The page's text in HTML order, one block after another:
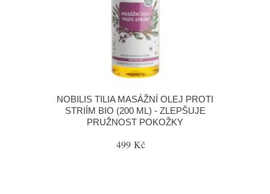
NOBILIS TILIA MASÁŽNÍ OLEJ PROTI
STRIÍM BIO (200 ML) - ZLEPŠUJE
PRUŽNOST POKOŽKY
499 Kč